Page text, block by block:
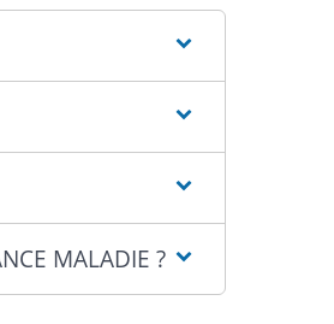
MALADIE ?